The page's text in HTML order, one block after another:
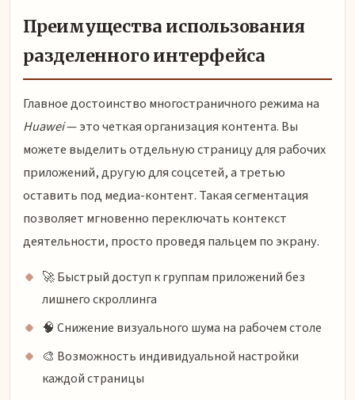
Преимущества использования
разделенного интерфейса
Главное достоинство многостраничного режима на
Huawei— это четкая организация контента. Вы
можете выделить отдельную страницу для рабочих
приложений, другую для соцсетей, а третью
оставить под медиа-контент. Такая сегментация
позволяет мгновенно переключать контекст
деятельности, просто проведя пальцем по экрану.
🚀 Быстрый доступ к группам приложений без
лишнего скроллинга
🧠 Снижение визуального шума на рабочем столе
🎨 Возможность индивидуальной настройки
каждой страницы